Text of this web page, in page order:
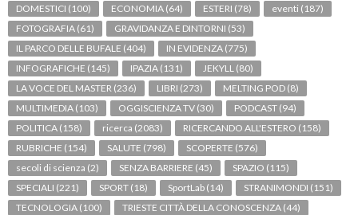
DOMESTICI (100) ECONOMIA (64) ESTERI (78) eventi (187)
FOTOGRAFIA (61) GRAVIDANZA E DINTORNI (53)
IL PARCO DELLE BUFALE (404) IN EVIDENZA (775)
INFOGRAFICHE (145) IPAZIA (131) JEKYLL (80)
LA VOCE DEL MASTER (236) LIBRI (273) MELTING POD (8)
MULTIMEDIA (103) OGGISCIENZA TV (30) PODCAST (94)
POLITICA (158) ricerca (2083) RICERCANDO ALL'ESTERO (158)
RUBRICHE (154) SALUTE (798) SCOPERTE (576)
secoli di scienza (2) SENZA BARRIERE (45) SPAZIO (115)
SPECIALI (221) SPORT (18) SportLab (14) STRANIMONDI (151)
TECNOLOGIA (100) TRIESTE CITTÀ DELLA CONOSCENZA (44)